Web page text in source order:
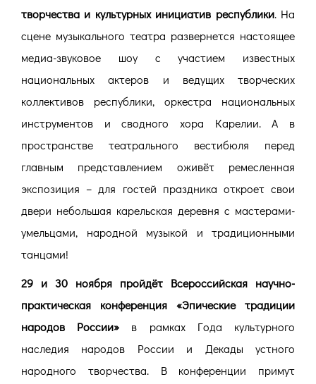
творчества и культурных инициатив республики. На
сцене музыкального театра развернется настоящее
медиа-звуковое шоу с участием известных
национальных актеров и ведущих творческих
коллективов республики, оркестра национальных
инструментов и сводного хора Карелии. А в
пространстве театрального вестибюля перед
главным представлением оживёт ремесленная
экспозиция – для гостей праздника откроет свои
двери небольшая карельская деревня с мастерами-
умельцами, народной музыкой и традиционными
танцами!
29 и 30 ноября пройдёт Всероссийская научно-
практическая конференция «Эпические традиции
народов России» в рамках Года культурного
наследия народов России и Декады устного
народного творчества. В конференции примут